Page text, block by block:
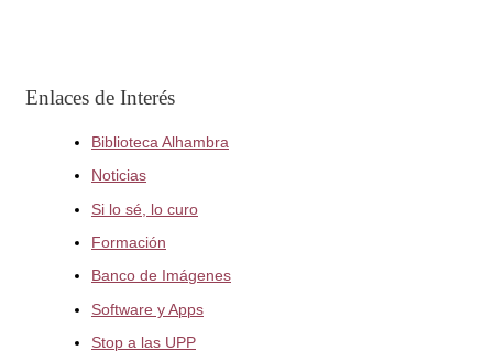
Enlaces de Interés
Biblioteca Alhambra
Noticias
Si lo sé, lo curo
Formación
Banco de Imágenes
Software y Apps
Stop a las UPP